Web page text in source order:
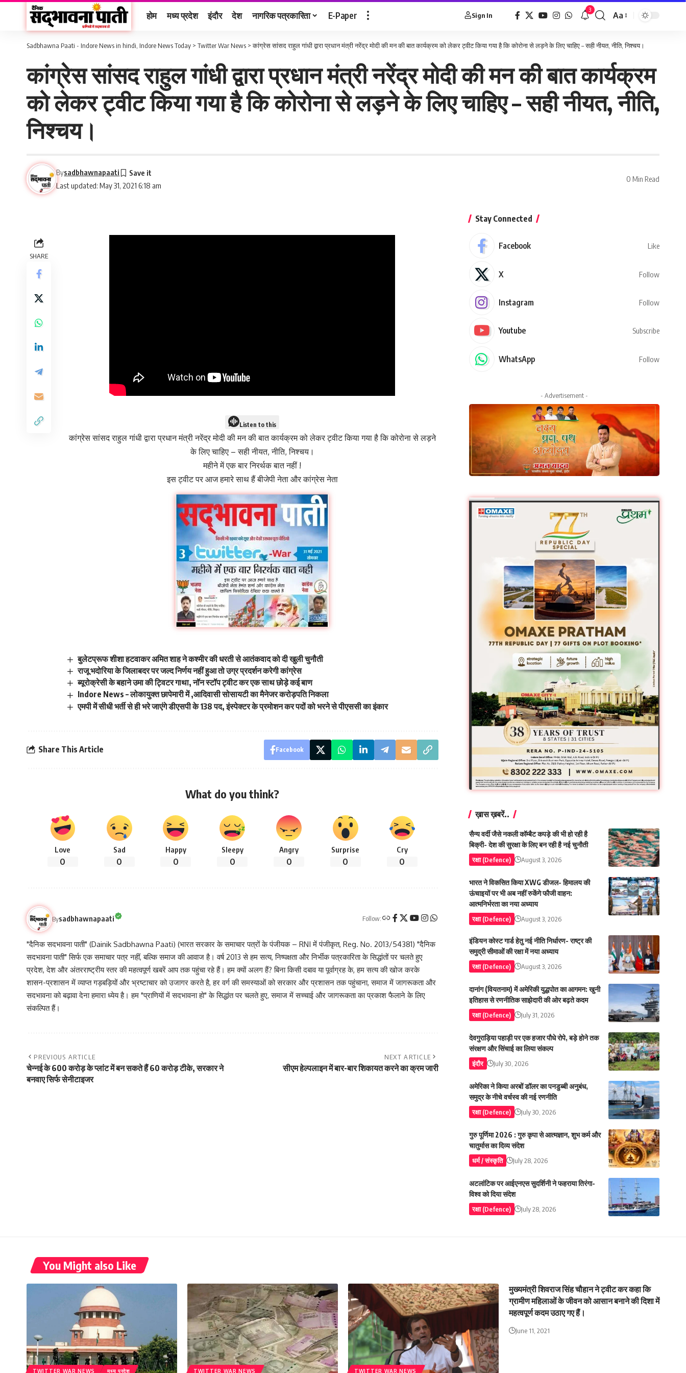
होम मध्य प्रदेश इंदौर देश नागरिक पत्रकारिता E-Paper Sign In
3
Aa
Sadbhawna Paati - Indore News in hindi, Indore News Today > Twitter War News >कांग्रेस सांसद राहुल गांधी द्वारा प्रधान मंत्री नरेंद्र मोदी की मन की बात कार्यक्रम को लेकर ट्वीट किया गया है कि कोरोना से लड़ने के लिए चाहिए – सही नीयत, नीति, निश्चय।
कांग्रेस सांसद राहुल गांधी द्वारा प्रधान मंत्री नरेंद्र मोदी की मन की बात कार्यक्रम
को लेकर ट्वीट किया गया है कि कोरोना से लड़ने के लिए चाहिए – सही नीयत, नीति,
निश्चय।
Last updated: May 31, 2021 6:18 am
Bysadbhawnapaati
0 Min Read
SHARE
Listen to this
कांग्रेस सांसद राहुल गांधी द्वारा प्रधान मंत्री नरेंद्र मोदी की मन की बात कार्यक्रम को लेकर ट्वीट किया गया है कि कोरोना से लड़ने
के लिए चाहिए – सही नीयत, नीति, निश्चय।
महीने में एक बार निरर्थक बात नहीं !
इस ट्वीट पर आज हमारे साथ हैं बीजेपी नेता और कांग्रेस नेता
बुलेटप्रूफ शीशा हटवाकर अमित शाह ने कश्मीर की धरती से आतंकवाद को दी खुली चुनौती
राजू भदोरिया के जिलाबदर पर जल्द निर्णय नहीं हुआ तो उग्र प्रदर्शन करेगी कांग्रेस
ब्यूरोक्रेसी के बहाने उमा की ट्विटर गाथा, नॉन स्टॉप ट्वीट कर एक साथ छोड़े कई बाण
Indore News – लोकायुक्त छापेमारी में ,आदिवासी सोसायटी का मैनेजर करोड़पति निकला
एमपी में सीधी भर्ती से ही भरे जाएंगे डीएसपी के 138 पद, इंस्पेक्टर के प्रमोशन कर पदों को भरने से पीएससी का इंकार
Share This Article Facebook
What do you think?
Love
0
Sad
0
Happy
0
Sleepy
0
Angry
0
Surprise
0
Cry
0
Bysadbhawnapaati Follow:
"दैनिक सदभावना पाती" (Dainik Sadbhawna Paati) (भारत सरकार के समाचार पत्रों के पंजीयक – RNI में पंजीकृत, Reg. No. 2013/54381) "दैनिक
सदभावना पाती" सिर्फ एक समाचार पत्र नहीं, बल्कि समाज की आवाज है। वर्ष 2013 से हम सत्य, निष्पक्षता और निर्भीक पत्रकारिता के सिद्धांतों पर चलते हुए
प्रदेश, देश और अंतरराष्ट्रीय स्तर की महत्वपूर्ण खबरें आप तक पहुंचा रहे हैं। हम क्यों अलग हैं? बिना किसी दबाव या पूर्वाग्रह के, हम सत्य की खोज करके
शासन-प्रशासन में व्याप्त गड़बड़ियों और भ्रष्टाचार को उजागर करते है, हर वर्ग की समस्याओं को सरकार और प्रशासन तक पहुंचाना, समाज में जागरूकता और
सदभावना को बढ़ावा देना हमारा ध्येय है। हम "प्राणियों में सदभावना हो" के सिद्धांत पर चलते हुए, समाज में सच्चाई और जागरूकता का प्रकाश फैलाने के लिए
संकल्पित हैं।
PREVIOUS ARTICLE
चेन्नई के 600 करोड़ के प्लांट में बन सकते हैं 60 करोड़ टीके, सरकार ने
बनवाए सिर्फ सेनीटाइजर
NEXT ARTICLE
सीएम हेल्पलाइन में बार-बार शिकायत करने का क्रम जारी
Stay Connected
Facebook Like
X Follow
Instagram Follow
Youtube Subscribe
WhatsApp Follow
- Advertisement -
ख़ास ख़बरें..
सैन्य वर्दी जैसे नकली कॉम्बैट कपड़े की भी हो रही है
बिक्री- देश की सुरक्षा के लिए बन रही है नई चुनौती
रक्षा (Defence) August 3, 2026
भारत ने विकसित किया XWG डीजल- हिमालय की
ऊंचाइयों पर भी अब नहीं रुकेंगे फौजी वाहन:
आत्मनिर्भरता का नया अध्याय
रक्षा (Defence) August 3, 2026
इंडियन कोस्ट गार्ड हेतु नई नीति निर्धारण- राष्ट्र की
समुद्री सीमाओं की रक्षा में नया अध्याय
रक्षा (Defence) August 3, 2026
दानांग (वियतनाम) में अमेरिकी युद्धपोत का आगमन: खुनी
इतिहास से रणनीतिक साझेदारी की ओर बढ़ते कदम
रक्षा (Defence) July 31, 2026
देवगुराड़िया पहाड़ी पर एक हजार पौधे रोपे, बड़े होने तक
संरक्षण और सिंचाई का लिया संकल्प
इंदौर July 30, 2026
अमेरिका ने किया अरबों डॉलर का पनडुब्बी अनुबंध,
समुद्र के नीचे वर्चस्व की नई रणनीति
रक्षा (Defence) July 30, 2026
गुरु पूर्णिमा 2026 : गुरु कृपा से आत्मज्ञान, शुभ कर्म और
चातुर्मास का दिव्य संदेश
धर्म / संस्कृति July 28, 2026
अटलांटिक पर आईएनएस सुदर्शिनी ने फहराया तिरंगा-
विश्व को दिया संदेश
रक्षा (Defence) July 28, 2026
You Might also Like
TWITTER WAR NEWS मध्य प्रदेश TWITTER WAR NEWS TWITTER WAR NEWS
मुख्यमंत्री शिवराज सिंह चौहान ने ट्वीट कर कहा कि
ग्रामीण महिलाओं के जीवन को आसान बनाने की दिशा में
महत्वपूर्ण कदम उठाए गए हैं।
June 11, 2021